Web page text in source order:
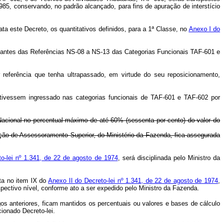
conservando, no padrão alcançado, para fins de apuração de interstício
este Decreto, os quantitativos definidos, para a 1ª Classe, no Anexo I do
das Referências NS-08 a NS-13 das Categorias Funcionais TAF-601 e
que tenha ultrapassado, em virtude do seu reposicionamento,
ingressado nas categorias funcionais de TAF-601 e TAF-602 por
no percentual máximo de até 60% (sessenta por cento) do valor do
de Assessoramento Superior, do Ministério da Fazenda, fica assegurada
lei nº 1.341, de 22 de agosto de 1974, será disciplinada pelo Ministro da
no item IX doAnexo II do Decreto-lei nº 1.341, de 22 de agosto de 1974,
nível, conforme ato a ser expedido pelo Ministro da Fazenda.
anteriores, ficam mantidos os percentuais ou valores e bases de cálculo
Decreto-lei.